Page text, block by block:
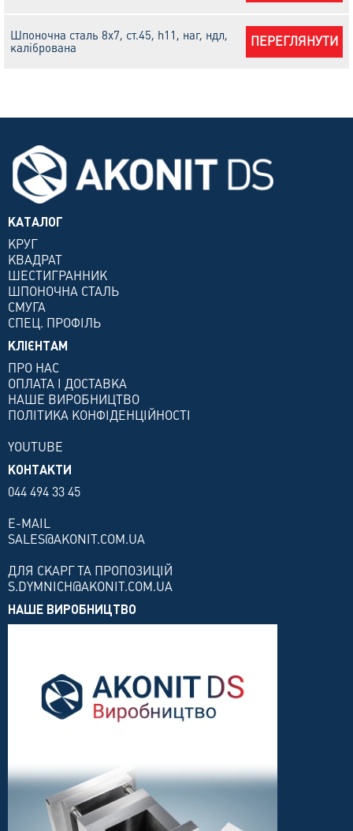
Шпоночна сталь 8х7, cт.45, h11, наг, ндл,
калібрована
ПЕРЕГЛЯНУТИ
КАТАЛОГ
КРУГ
КВАДРАТ
ШЕСТИГРАННИК
ШПОНОЧНА СТАЛЬ
СМУГА
СПЕЦ. ПРОФІЛЬ
КЛІЄНТАМ
ПРО НАС
ОПЛАТА І ДОСТАВКА
НАШЕ ВИРОБНИЦТВО
ПОЛІТИКА КОНФІДЕНЦІЙНОСТІ
YOUTUBE
КОНТАКТИ
044 494 33 45
E-MAIL
SALES@AKONIT.COM.UA
ДЛЯ СКАРГ ТА ПРОПОЗИЦІЙ
S.DYMNICH@AKONIT.COM.UA
НАШЕ ВИРОБНИЦТВО